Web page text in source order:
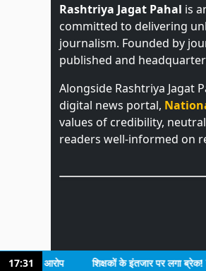
Rashtriya Jagat Pahal is
committed to delivering
journalism. Founded by
published and
Alongside Rashtriya Jagat
digital news portal,
values of credibility,
readers well-informed on
17:31
आरोप शिक्षकों के इंतजार पर लगा ब्रेक! 700